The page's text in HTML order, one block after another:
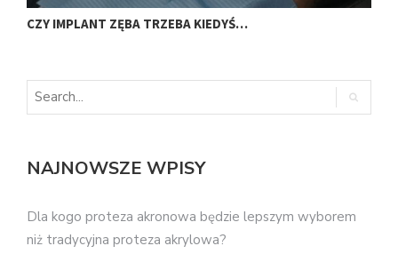
CZY IMPLANT ZĘBA TRZEBA KIEDYŚ…
NAJNOWSZE WPISY
Dla kogo proteza akronowa będzie lepszym wyborem
niż tradycyjna proteza akrylowa?